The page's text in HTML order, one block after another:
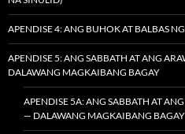
APENDISE 4: ANG BUHOK AT BALBAS
APENDISE 5: ANG SABBATH AT ANG
DALAWANG MAGKAIBANG BAGAY
APENDISE 5A: ANG SABBATH AT
— DALAWANG MAGKAIBANG BAGAY